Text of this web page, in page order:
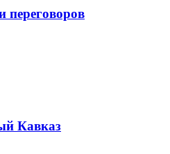
переговоров
Кавказ